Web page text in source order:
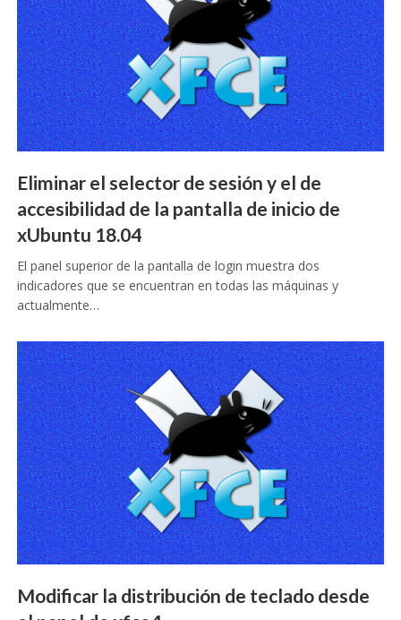
Eliminar el selector de sesión y el de
accesibilidad de la pantalla de inicio de
xUbuntu 18.04
El panel superior de la pantalla de login muestra dos
indicadores que se encuentran en todas las máquinas y
actualmente…
Modificar la distribución de teclado desde